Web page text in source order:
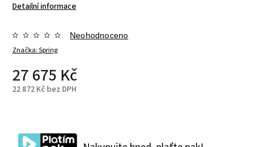
Detailní informace
Značka:Spring
Neohodnoceno
27 675 Kč
22 872 Kč bez DPH